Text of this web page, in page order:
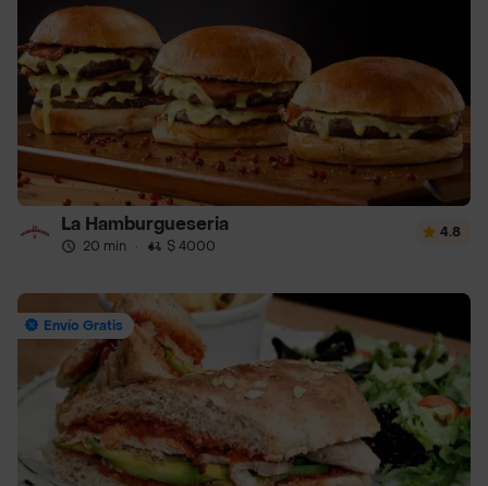
La Hamburgueseria
20 min · $ 4000
4.8
Envío Gratis